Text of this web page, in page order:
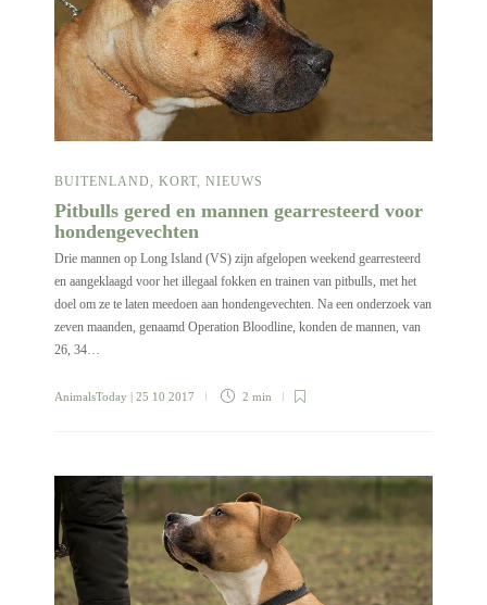
BUITENLAND, KORT, NIEUWS
Pitbulls gered en mannen gearresteerd voor
hondengevechten
Drie mannen op Long Island (VS) zijn afgelopen weekend gearresteerd
en aangeklaagd voor het illegaal fokken en trainen van pitbulls, met het
doel om ze te laten meedoen aan hondengevechten. Na een onderzoek van
zeven maanden, genaamd Operation Bloodline, konden de mannen, van
26, 34…
AnimalsToday | 25 10 2017 2 min